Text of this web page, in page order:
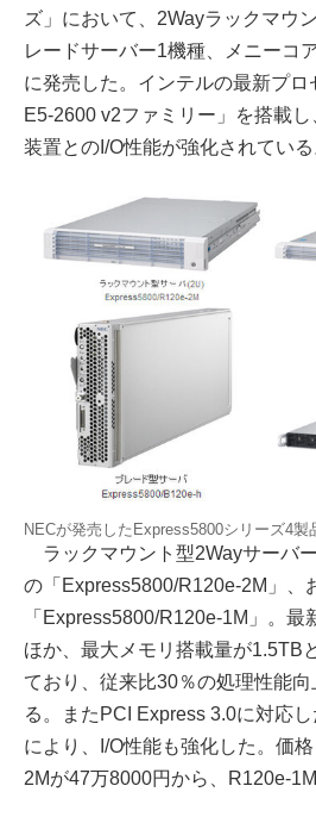
ズ」において、2Wayラックマウ
レードサーバー1機種、メニーコ
に発売した。インテルの最新プ
E5-2600 v2ファミリー」を搭載
装置とのI/O性能が強化されている
NECが発売したExpress5800シリーズ4製
ラックマウント型2Wayサーバ
の「Express5800/R120e-2M」、
「Express5800/R120e-1M」。
ほか、最大メモリ搭載量が1.5TB
ており、従来比30％の処理性能
る。またPCI Express 3.0に対応
により、I/O性能も強化した。価
2Mが47万8000円から、R120e-